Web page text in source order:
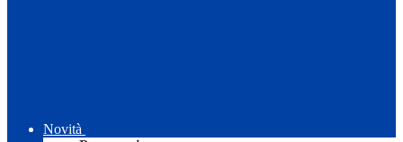
Novità